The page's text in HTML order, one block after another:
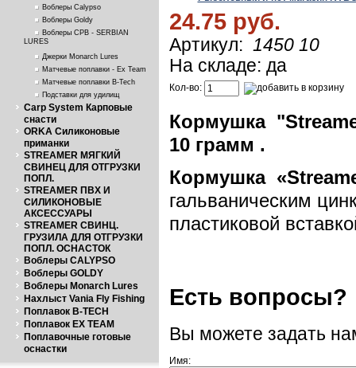
Воблеры Calypso
Воблеры Goldy
Воблеры СРВ - SERBIAN
LURES
Джерки Monarch Lures
Матчевые поплавки - Ex Team
Матчевые поплавки B-Tech
Подставки для удилищ
Carp System Карповые
снасти
ORKA Силиконовые
приманки
STREAMER МЯГКИЙ
СВИНЕЦ ДЛЯ ОТГРУЗКИ
ПОПЛ.
STREAMER ПВХ И
СИЛИКОНОВЫЕ
АКСЕССУАРЫ
STREAMER СВИНЦ.
ГРУЗИЛА ДЛЯ ОТГРУЗКИ
ПОПЛ. ОСНАСТОК
Воблеры CALYPSO
Воблеры GOLDY
Воблеры Monarch Lures
Нахлыст Vania Fly Fishing
Поплавок B-TECH
Поплавок EX TEAM
Поплавочные готовые
оснастки
24.75 руб.
Артикул: 1450 10
На складе: да
Кол-во:
Кормушка
10 грамм .
Кормушка «
гальваническим
пластиковой
Есть вопросы?
Вы можете задать
Имя: